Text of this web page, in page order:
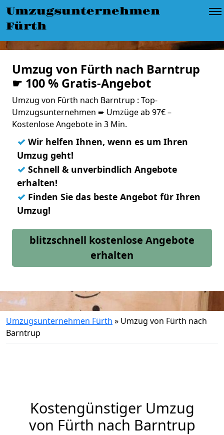
Umzugsunternehmen
Fürth
Umzug von Fürth nach Barntrup
☛ 100 % Gratis-Angebot
Umzug von Fürth nach Barntrup : Top-
Umzugsunternehmen ➨ Umzüge ab 97€ –
Kostenlose Angebote in 3 Min.
✓ Wir helfen Ihnen, wenn es um Ihren
Umzug geht!
✓ Schnell & unverbindlich Angebote
erhalten!
✓ Finden Sie das beste Angebot für Ihren
Umzug!
blitzschnell kostenlose Angebote
erhalten
Umzugsunternehmen Fürth » Umzug von Fürth nach
Barntrup
Kostengünstiger Umzug
von Fürth nach Barntrup